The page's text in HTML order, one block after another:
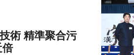
術 精準聚合污